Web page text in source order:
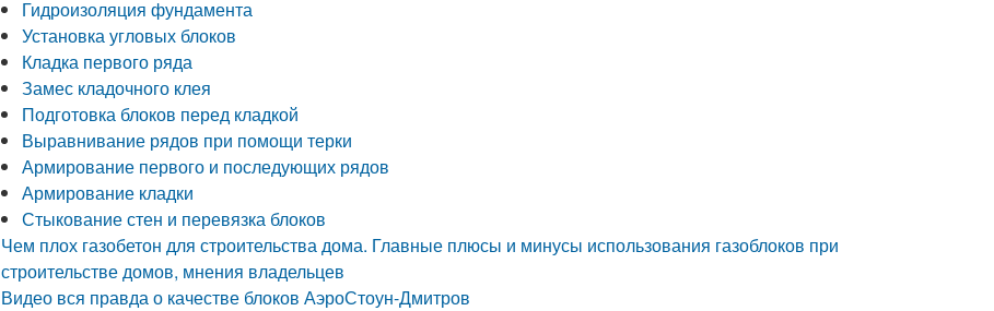
Гидроизоляция фундамента
Установка угловых блоков
Кладка первого ряда
Замес кладочного клея
Подготовка блоков перед кладкой
Выравнивание рядов при помощи терки
Армирование первого и последующих рядов
Армирование кладки
Стыкование стен и перевязка блоков
Чем плох газобетон для строительства дома. Главные плюсы и минусы использования газоблоков при
строительстве домов, мнения владельцев
Видео вся правда о качестве блоков АэроСтоун-Дмитров